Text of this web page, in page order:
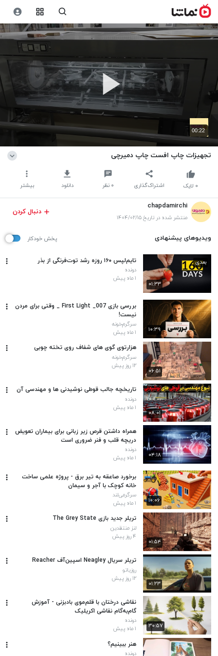
00:22
تجهیزات چاپ افست چاپ دمیرچی
اشتراک‌گذاری ۰ نظر دانلود بیشتر ۰ لایک
chapdamirchi
منتشر شده در تاریخ ۱۴۰۴/۰۲/۱۵
دنبال کردن
ویدیوهای پیشنهادی پخش خودکار
۰۱:۳۳
بعدی تایم‌لپس ۱۶۰ روزه رشد توت‌فرنگی از بذر
دونده
۱ ماه پیش
۱۰:۳۹
بررسی بازی 007_ First Light _ وقتی برای مردن
نیست!
سرگرم‌خونه
۱ ماه پیش
۰۶:۵۱
هزارتوی گوی های شفاف روی تخته چوبی
سرگرم‌خونه
۱۲ روز پیش
۰۸:۰۱
تاریخچه جالب قوطی نوشیدنی ها و مهندسی آن
دونده
۱ ماه پیش
۰۴:۱۸
همراه داشتن قرص زیر زبانی برای بیماران تعویض
دریچه قلب و فنر ضروری است
دونده
۱ ماه پیش
۱۰:۰۶
برخورد صاعقه به تیر برق - پروژه علمی ساخت
خانه کوچک با آجر و سیمان
سرگرمی‌لند
۱ ماه پیش
۰۱:۵۴
تریلر جدید بازی The Grey State
لنز منتقدین
۴ روز پیش
۰۱:۲۳
تریلر سریال Neagley اسپین‌آف Reacher
روزیاتو
۱۲ روز پیش
۳۰:۵۷
نقاشی درختان با قلم‌موی بادبزنی - آموزش
گام‌به‌گام نقاشی اکریلیک
دونده
۱ ماه پیش
هنر ببینیم؟
دونده